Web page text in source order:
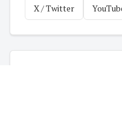
X / Twitter